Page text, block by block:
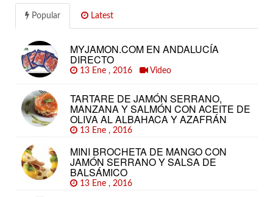
Popular Latest
MYJAMON.COM EN ANDALUCÍA
DIRECTO
13 Ene , 2016 Video
TARTARE DE JAMÓN SERRANO,
MANZANA Y SALMÓN CON ACEITE DE
OLIVA AL ALBAHACA Y AZAFRÁN
13 Ene , 2016
MINI BROCHETA DE MANGO CON
JAMÓN SERRANO Y SALSA DE
BALSÁMICO
13 Ene , 2016